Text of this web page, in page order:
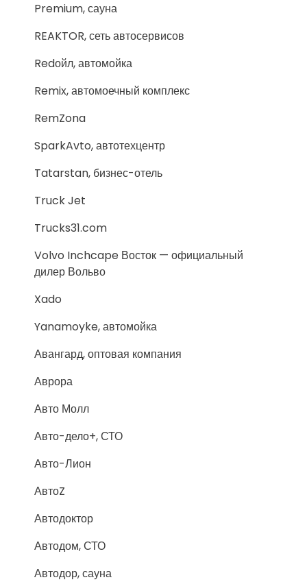
Premium, сауна
REAKTOR, сеть автосервисов
Redойл, автомойка
Remix, автомоечный комплекс
RemZona
SparkAvto, автотехцентр
Tatarstan, бизнес-отель
Truck Jet
Trucks31.com
Volvo Inchcape Восток — официальный
дилер Вольво
Xado
Yanamoyke, автомойка
Авангард, оптовая компания
Аврора
Авто Молл
Авто-дело+, СТО
Авто-Лион
АвтоZ
Автодоктор
Автодом, СТО
Автодор, сауна